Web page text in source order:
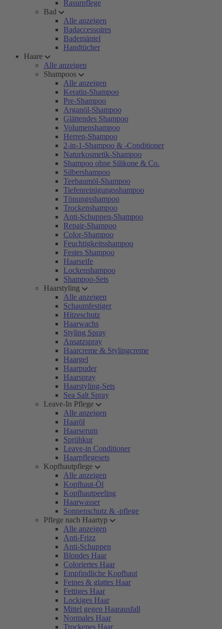
Rasurpflege
Bad
Alle anzeigen
Badaccessoires
Bademäntel
Handtücher
Haare
Alle anzeigen
Shampoos
Alle anzeigen
Keratin-Shampoo
Pre-Shampoo
Arganöl-Shampoo
Glättendes Shampoo
Volumenshampoo
Herren-Shampoo
2-in-1-Shampoo & -Conditioner
Naturkosmetik-Shampoo
Shampoo ohne Silikone & Co.
Silbershampoo
Teebaumöl-Shampoo
Tiefenreinigungsshampoo
Tönungsshampoo
Trockenshampoo
Anti-Schuppen-Shampoo
Repair-Shampoo
Color-Shampoo
Feuchtigkeitsshampoo
Festes Shampoo
Haarseife
Lockenshampoo
Shampoo-Sets
Haarstyling
Alle anzeigen
Schaumfestiger
Hitzeschutz
Haarwachs
Styling Spray
Ansatzspray
Haarcreme & Stylingcreme
Haargel
Haarpuder
Haarspray
Haarstyling-Sets
Sea Salt Spray
Leave-In Pflege
Alle anzeigen
Haaröl
Haarserum
Sprühkur
Leave-in Conditioner
Haarpflegesets
Kopfhautpflege
Alle anzeigen
Kopfhaut-Öl
Kopfhautpeeling
Haarwasser
Sonnenschutz & -pflege
Pflege nach Haartyp
Alle anzeigen
Anti-Frizz
Anti-Schuppen
Blondes Haar
Coloriertes Haar
Empfindliche Kopfhaut
Feines & glattes Haar
Fettiges Haar
Lockiges Haar
Mittel gegen Haarausfall
Normales Haar
Trockenes Haar